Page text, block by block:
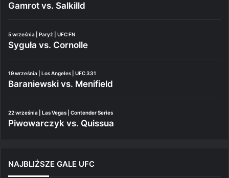
Gamrot vs. Salkilld
5 września | Paryż | UFC FN
Syguła vs. Cornolle
19 września | Los Angeles | UFC 331
Baraniewski vs. Menifield
22 września | Las Vegas | Contender Series
Piwowarczyk vs. Quissua
NAJBLIŻSZE GALE UFC